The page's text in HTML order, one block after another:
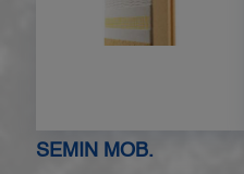
SEMIN MOB.